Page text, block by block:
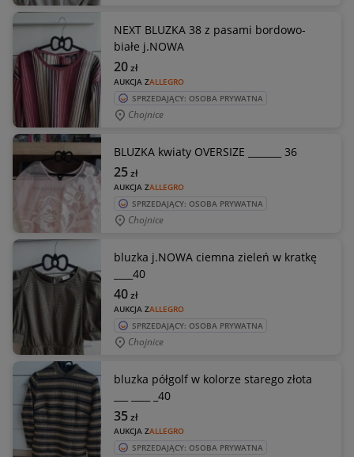
NEXT BLUZKA 38 z pasami bordowo-
białe j.NOWA
AUKCJA ZALLEGRO
20zł
SPRZEDAJĄCY: OSOBA PRYWATNA
Chojnice
BLUZKA kwiaty OVERSIZE _______ 36
AUKCJA ZALLEGRO
25zł
SPRZEDAJĄCY: OSOBA PRYWATNA
Chojnice
bluzka j.NOWA ciemna zieleń w kratkę
____40
AUKCJA ZALLEGRO
40zł
SPRZEDAJĄCY: OSOBA PRYWATNA
Chojnice
bluzka półgolf w kolorze starego złota
___ ____ _40
AUKCJA ZALLEGRO
35zł
SPRZEDAJĄCY: OSOBA PRYWATNA